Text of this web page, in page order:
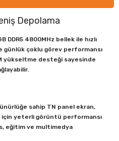
Depolama
DDR5 4800MHz bellek ile hızlı
ve günlük çoklu görev performansı
yükseltme desteği sayesinde
sahip TN panel ekran,
yeterli görüntü performansı
eğitim ve multimedya